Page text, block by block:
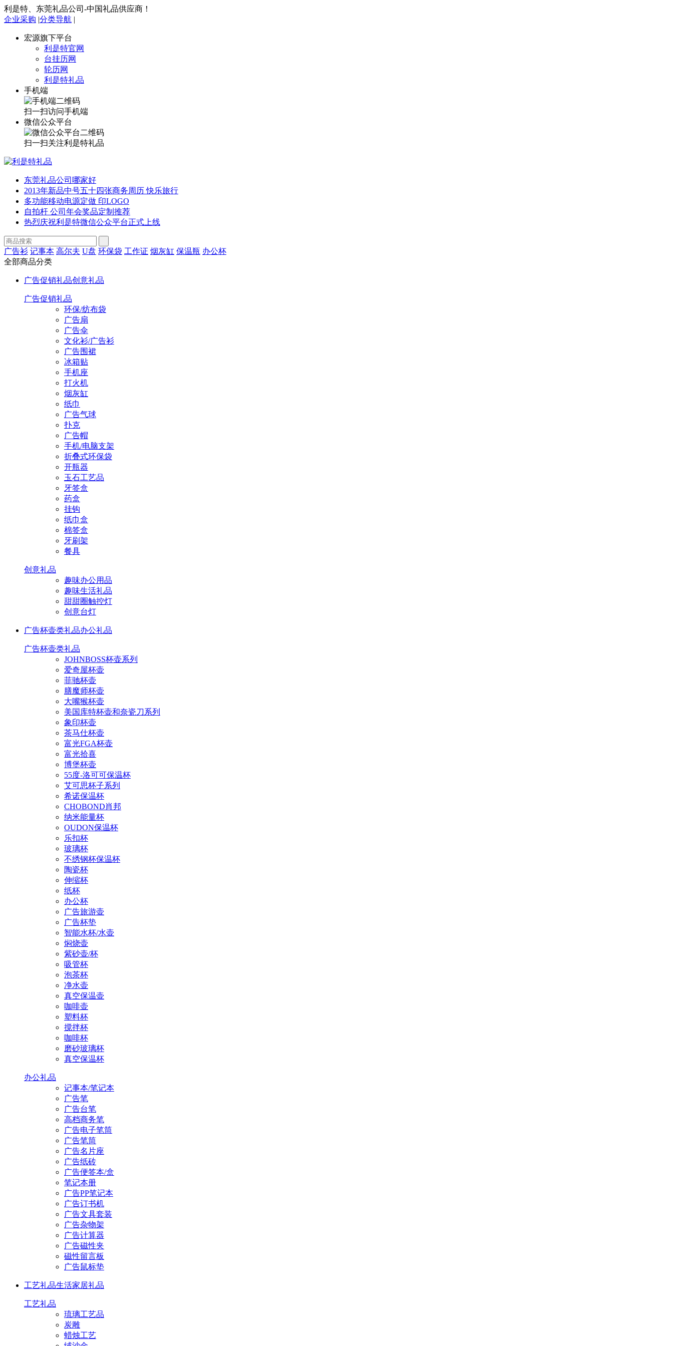
利是特、东莞礼品公司-中国礼品供应商！
企业采购 |分类导航 |
宏源旗下平台
利是特官网
台挂历网
轮历网
利是特礼品
手机端
扫一扫访问手机端
微信公众平台
扫一扫关注利是特礼品
东莞礼品公司哪家好
2013年新品中号五十四张商务周历 快乐旅行
多功能移动电源定做 印LOGO
自拍杆 公司年会奖品定制推荐
热烈庆祝利是特微信公众平台正式上线
广告衫 记事本 高尔夫 U盘 环保袋 工作证 烟灰缸 保温瓶 办公杯
全部商品分类
广告促销礼品创意礼品
广告促销礼品
环保/纺布袋
广告扇
广告伞
文化衫/广告衫
广告围裙
冰箱贴
手机座
打火机
烟灰缸
纸巾
广告气球
扑克
广告帽
手机/电脑支架
折叠式环保袋
开瓶器
玉石工艺品
牙签盒
药盒
挂钩
纸巾盒
棉签盒
牙刷架
餐具
创意礼品
趣味办公用品
趣味生活礼品
甜甜圈触控灯
创意台灯
广告杯壶类礼品办公礼品
广告杯壶类礼品
JOHNBOSS杯壶系列
爱奇屋杯壶
菲驰杯壶
膳魔师杯壶
大嘴猴杯壶
美国库特杯壶和奈瓷刀系列
象印杯壶
茶马仕杯壶
富光FGA杯壶
富光拾喜
博堡杯壶
55度-洛可可保温杯
艾可思杯子系列
希诺保温杯
CHOBOND肖邦
纳米能量杯
OUDON保温杯
乐扣杯
玻璃杯
不绣钢杯保温杯
陶瓷杯
伸缩杯
纸杯
办公杯
广告旅游壶
广告杯垫
智能水杯/水壶
焖烧壶
紫砂壶/杯
吸管杯
泡茶杯
净水壶
真空保温壶
咖啡壶
塑料杯
搅拌杯
咖啡杯
磨砂玻璃杯
真空保温杯
办公礼品
记事本/笔记本
广告笔
广告台笔
高档商务笔
广告电子笔筒
广告笔筒
广告名片座
广告纸砖
广告便签本/盒
笔记本册
广告PP笔记本
广告订书机
广告文具套装
广告杂物架
广告计算器
广告磁性夹
磁性留言板
广告鼠标垫
工艺礼品生活家居礼品
工艺礼品
琉璃工艺品
炭雕
蜡烛工艺